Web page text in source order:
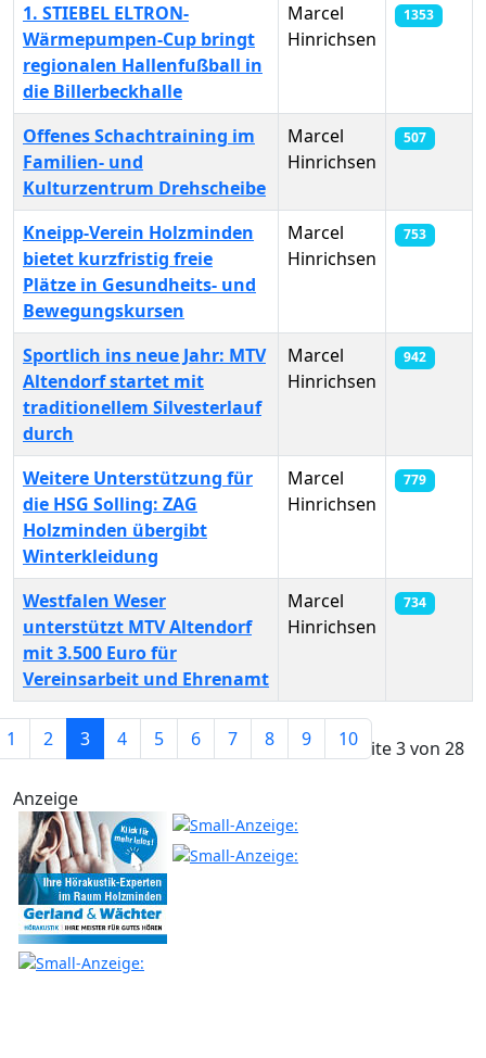
Beiträge
1. STIEBEL ELTRON-
Wärmepumpen-Cup bringt
regionalen Hallenfußball in
die Billerbeckhalle
Marcel
Hinrichsen
1353
Offenes Schachtraining im
Familien- und
Kulturzentrum Drehscheibe
Marcel
Hinrichsen
507
Kneipp-Verein Holzminden
bietet kurzfristig freie
Plätze in Gesundheits- und
Bewegungskursen
Marcel
Hinrichsen
753
Sportlich ins neue Jahr: MTV
Altendorf startet mit
traditionellem Silvesterlauf
durch
Marcel
Hinrichsen
942
Weitere Unterstützung für
die HSG Solling: ZAG
Holzminden übergibt
Winterkleidung
Marcel
Hinrichsen
779
Westfalen Weser
unterstützt MTV Altendorf
mit 3.500 Euro für
Vereinsarbeit und Ehrenamt
Marcel
Hinrichsen
734
Seite 3 von 28
1 2 3 4 5 6 7 8 9 10
Anzeige